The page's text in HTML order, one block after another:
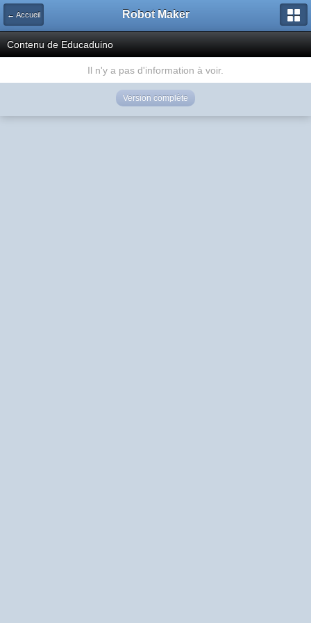
← Accueil Robot Maker
Contenu de Educaduino
Il n'y a pas d'information à voir.
Version complète